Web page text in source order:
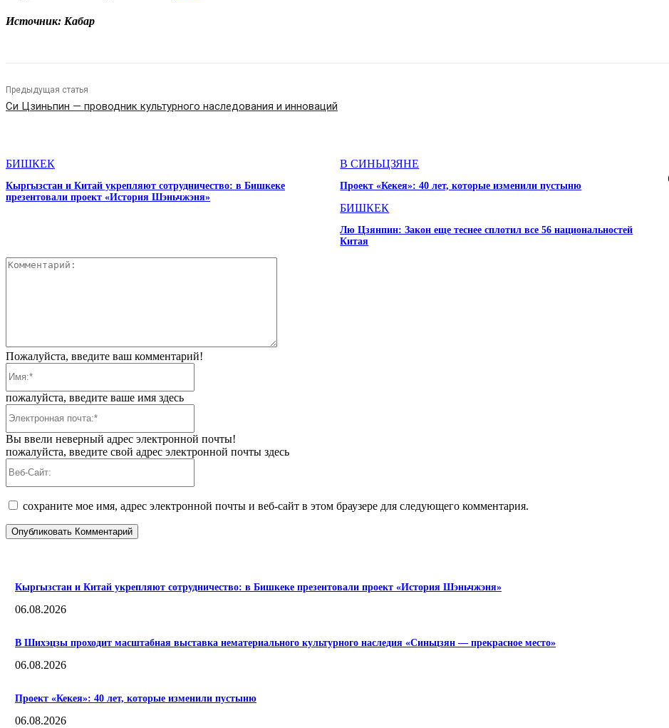
Источник: Кабар
Предыдущая статья
Си Цзиньпин — проводник культурного наследования и инноваций
БИШКЕК
Кыргызстан и Китай укрепляют сотрудничество: в Бишкеке
презентовали проект «История Шэньчжэня»
В СИНЬЦЗЯНЕ
Проект «Кекея»: 40 лет, которые изменили пустыню
БИШКЕК
Лю Цзянпин: Закон еще теснее сплотил все 56 национальностей
Китая
Пожалуйста, введите ваш комментарий!
пожалуйста, введите ваше имя здесь
Вы ввели неверный адрес электронной почты!
пожалуйста, введите свой адрес электронной почты здесь
сохраните мое имя, адрес электронной почты и веб-сайт в этом браузере для следующего комментария.
Кыргызстан и Китай укрепляют сотрудничество: в Бишкеке презентовали проект «История Шэньчжэня»
06.08.2026
В Шихэцзы проходит масштабная выставка нематериального культурного наследия «Синьцзян — прекрасное место»
06.08.2026
Проект «Кекея»: 40 лет, которые изменили пустыню
06.08.2026